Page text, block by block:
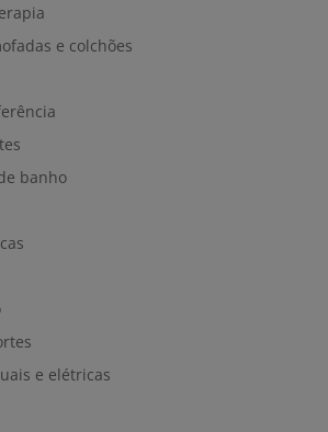
e colchões
banho
e elétricas